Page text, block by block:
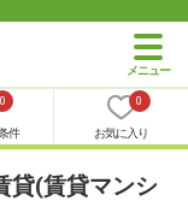
0
件
0
お気に入り
貸(賃貸マンシ